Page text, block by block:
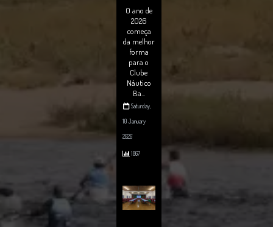
O ano de
2026
começa
da melhor
forma
para o
Clube
Náutico
Ba...
Saturday,
10 January
2026
1867